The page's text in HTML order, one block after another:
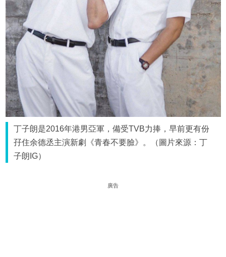
丁子朗是2016年港男亞軍，備受TVB力捧，早前更有份
孖住余德丞主演新劇《青春不要臉》。（圖片來源：丁
子朗IG）
廣告